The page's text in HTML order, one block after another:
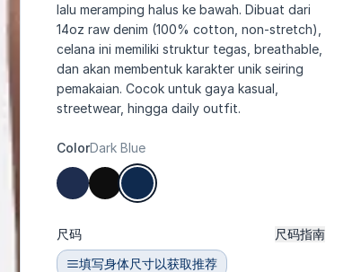
lalu meramping halus ke bawah. Dibuat dari
14oz raw denim (100% cotton, non-stretch),
celana ini memiliki struktur tegas, breathable,
dan akan membentuk karakter unik seiring
pemakaian. Cocok untuk gaya kasual,
streetwear, hingga daily outfit.
ColorDark Blue
尺码
尺码指南
填写身体尺寸以获取推荐